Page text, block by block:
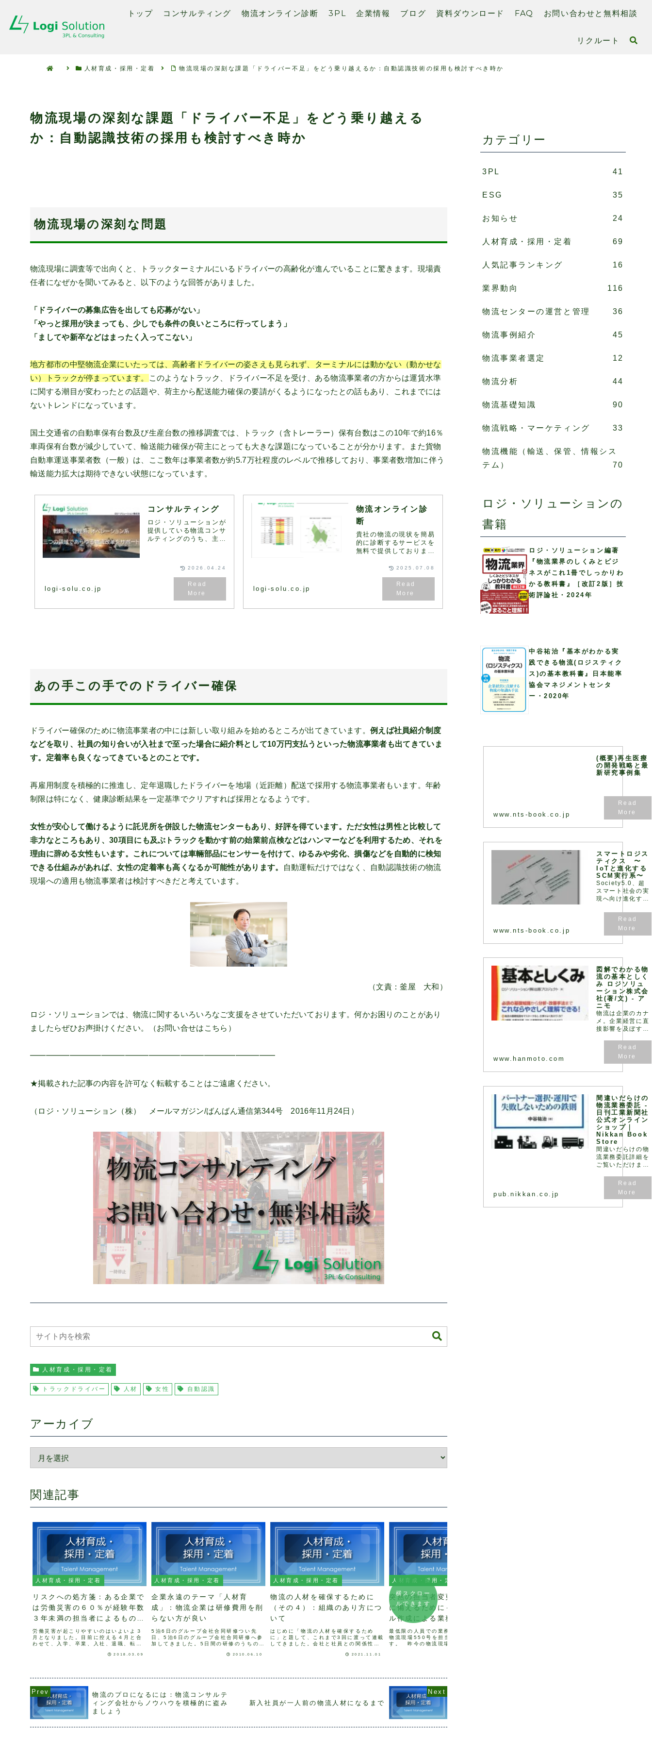
トップ コンサルティング 物流オンライン診断 3PL 企業情報 ブログ 資料ダウンロード FAQ お問い合わせと無料相談
リクルート
人材育成・採用・定着 物流現場の深刻な課題「ドライバー不足」をどう乗り越えるか：自動認識技術の採用も検討すべき時か
物流現場の深刻な課題「ドライバー不足」をどう乗り越える
か：自動認識技術の採用も検討すべき時か
物流現場の深刻な問題
物流現場に調査等で出向くと、トラックターミナルにいるドライバーの高齢化が進んでいることに驚きます。現場責
任者になぜかを聞いてみると、以下のような回答がありました。
「ドライバーの募集広告を出しても応募がない」
「やっと採用が決まっても、少しでも条件の良いところに行ってしまう」
「ましてや新卒などはまったく入ってこない」
地方都市の中堅物流企業にいたっては、高齢者ドライバーの姿さえも見られず、ターミナルには動かない（動かせな
い）トラックが停まっています。
このようなトラック、ドライバー不足を受け、ある物流事業者の方からは運賃水準
に関する潮目が変わったとの話題や、荷主から配送能力確保の要請がくるようになったとの話もあり、これまでには
ないトレンドになっています。
国土交通省の自動車保有台数及び生産台数の推移調査では、トラック（含トレーラー）保有台数はこの10年で約16％
車両保有台数が減少していて、輸送能力確保が荷主にとっても大きな課題になっていることが分かります。また貨物
自動車運送事業者数（一般）は、ここ数年は事業者数が約5.7万社程度のレベルで推移しており、事業者数増加に伴う
輸送能力拡大は期待できない状態になっています。
コンサルティング
ロジ・ソリューションが
提供している物流コンサ
ルティングのうち、主な
ンサルティングのメニュ
ーを組み合わせ、最適な
ソリューションをご提案
logi-solu.co.jp
2026.04.24
物流オンライン診
断
貴社の物流の現状を簡易
的に診断するサービスを
無料で提供しておりま
にある診断フォームにご
記入・送信いただくと、
2営業日以内に弊社コン
サルタントより診断結果
と改善の方向性をまとめ
た資...
logi-solu.co.jp
2025.07.08
あの手この手でのドライバー確保
ドライバー確保のために物流事業者の中には新しい取り組みを始めるところが出てきています。 例えば社員紹介制度
などを取り、社員の知り合いが入社まで至った場合に紹介料として10万円支払うといった物流事業者も出てきていま
す。定着率も良くなってきているとのことです。
再雇用制度を積極的に推進し、定年退職したドライバーを地場（近距離）配送で採用する物流事業者もいます。年齢
制限は特になく、健康診断結果を一定基準でクリアすれば採用となるようです。
女性が安心して働けるように託児所を併設した物流センターもあり、好評を得ています。ただ女性は男性と比較して
非力なところもあり、30項目にも及ぶトラックを動かす前の始業前点検などはハンマーなどを利用するため、それを
理由に辞める女性もいます。これについては車輛部品にセンサーを付けて、ゆるみや劣化、損傷などを自動的に検知
できる仕組みがあれば、女性の定着率も高くなるか可能性があります。
自動運転だけではなく、自動認識技術の物流
現場への適用も物流事業者は検討すべきだと考えています。
（文責：釜屋 大和）
ロジ・ソリューションでは、物流に関するいろいろなご支援をさせていただいております。何かお困りのことがあり
ましたらぜひお声掛けください。（お問い合せは こちら ）
━━━━━━━━━━━━━━━━━━━━━━━━━━━━━━━
★掲載された記事の内容を許可なく転載することはご遠慮ください。
（ロジ・ソリューション（株） メールマガジン/ばんばん通信第344号 2016年11月24日）
人材育成・採用・定着
トラックドライバー 人材 女性 自動認識
アーカイブ
関連記事
人材育成・採用・定着
リスクへの処方箋：ある企業で
は労働災害の６０％が経験年数
３年未満の担当者によるものだ
った
労働災害が起こりやすいのはいよいよ３
月となりました。目前に控える４月と合
わせて、入学、卒業、入社、退職、転勤
いてきました。２０１６年の住民基本台
2018.03.09
人材育成・採用・定着
企業永遠のテーマ「人材育
成」：物流企業は研修費用を削
らない方が良い
5泊6日のグループ会社合同研修つい先
日、5泊6日のグループ会社合同研修へ参
加してきました。5日間の研修のうちの1
した。研修内容は、物流コンサルティン
2010.06.10
人材育成・採用・定着
物流の人材を確保するために
（その４）：組織のあり方につ
いて
はじめに「物流の人材を確保するため
に」と題して、これまで3回に渡って連載
してきました。会社と社員との関係性に
エンゲージメントです。そのエンゲージ
2021.11.01
人材育成・採用・定着
突然の担当者変更によるリスク
に備えるために～業務マニュア
ル作成による業務の可視化～
最低限の人員での業務を強いられがちな
物流現場550号を担当いたします松本で
す。 昨今の物流現場では、コスト削減
横スクロー
ルできます
物流のプロになるには：物流コンサルテ
ィング会社からノウハウを積極的に盗み
ましょう
新入社員が一人前の物流人材になるまで
カテゴリー
3PL 41
ESG 35
お知らせ 24
人材育成・採用・定着 69
人気記事ランキング 16
業界動向 116
物流センターの運営と管理 36
物流事例紹介 45
物流事業者選定 12
物流分析 44
物流基礎知識 90
物流戦略・マーケティング 33
物流機能（輸送、保管、情報シス
テム）
70
ロジ・ソリューションの
書籍
ロジ・ソリューション編著
『物流業界のしくみとビジ
ネスがこれ1冊でしっかりわ
かる教科書』［改訂2版］技
術評論社・2024年
中谷祐治『基本がわかる実
践できる物流(ロジスティク
ス)の基本教科書』日本能率
協会マネジメントセンタ
ー・2020年
(概要)再生医療
の開発戦略と最
新研究事例集
www.nts-book.co.jp
スマートロジス
ティクス 〜
IoTと進化する
SCM実行系〜
Society5.0、超
スマート社会の実
現へ向け進化す
サプライチェーン
の視点からロジス
ティクスとIoT と
の連携性を踏ま
え、密接に関連す
すると共に物流現
場の課題や物流セ
ンターの事例につ
いても解説
www.nts-book.co.jp
図解でわかる物
流の基本としく
み ロジソリュ
ーション株式会
社(著/文) - ア
ニモ
物流は企業のカナ
メ。企業経営に直
接影響を及ぼす
です!実際に物流
をおこない、問題
ス全体で最… - 引
用：版元ドットコ
ム
www.hanmoto.com
間違いだらけの
物流業務委託 -
日刊工業新聞社
公式オンライン
ショップ｜
Nikkan Book
Store
間違いだらけの物
流業務委託詳細を
ご覧いただけま
pub.nikkan.co.jp